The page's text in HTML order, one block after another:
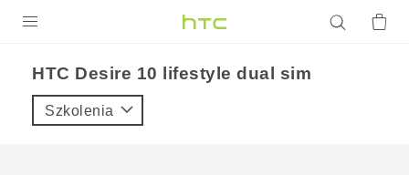
VIVE
HTC Desire 10 lifestyle dual sim‎
Szkolenia